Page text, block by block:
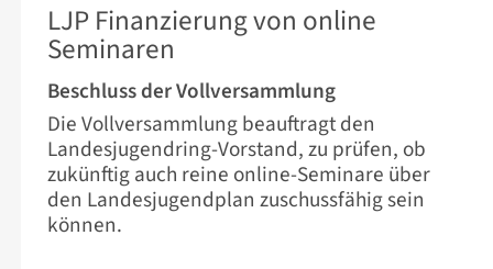
LJP Finanzierung von online
Seminaren
Beschluss der Vollversammlung
Die Vollversammlung beauftragt den
Landesjugendring-Vorstand, zu prüfen, ob
zukünftig auch reine online-Seminare über
den Landesjugendplan zuschussfähig sein
können.